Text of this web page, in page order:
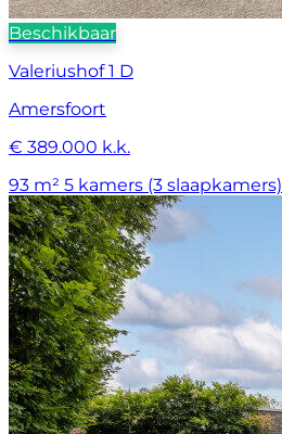
Beschikbaar
Valeriushof 1 D
Amersfoort
€ 389.000 k.k.
93 m² 5 kamers (3 slaapkamers)